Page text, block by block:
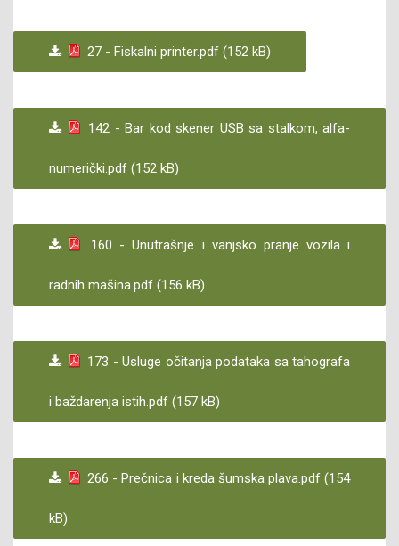
27 - Fiskalni printer.pdf (152 kB)
142 - Bar kod skener USB sa stalkom, alfa-
numerički.pdf (152 kB)
160 - Unutrašnje i vanjsko pranje vozila i
radnih mašina.pdf (156 kB)
173 - Usluge očitanja podataka sa tahografa
i baždarenja istih.pdf (157 kB)
266 - Prečnica i kreda šumska plava.pdf (154
kB)